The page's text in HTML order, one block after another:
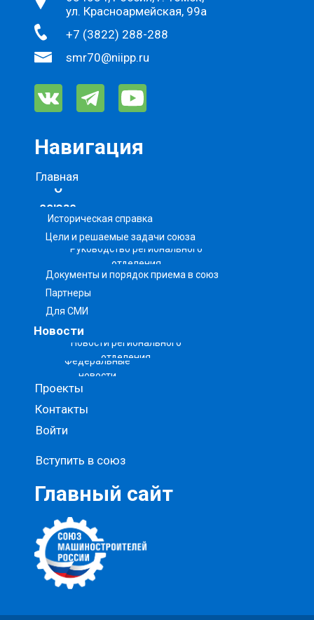
ул. Красноармейская, 99а
+7 (3822) 288-288
Главный сайт
smr70@niipp.ru
О
союзе
Новости
Проекты
Контакты
Навигация
Главная
Войти
Вступить в союз
Историческая справка
Цели и решаемые задачи союза
Руководство регионального
отделения
Документы и порядок приема в союз
Партнеры
Для СМИ
Новости регионального
отделения
Федеральные
новости